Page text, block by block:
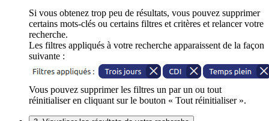
Si vous obtenez trop peu de résultats, vous pouvez supprimer
certains mots-clés ou certains filtres et critères et relancer votre
recherche.
Les filtres appliqués à votre recherche apparaissent de la façon
suivante :
Vous pouvez supprimer les filtres un par un ou tout
réinitialiser en cliquant sur le bouton « Tout réinitialiser ».